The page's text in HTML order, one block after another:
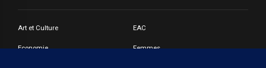
Art et Culture EAC
Economie Femmes